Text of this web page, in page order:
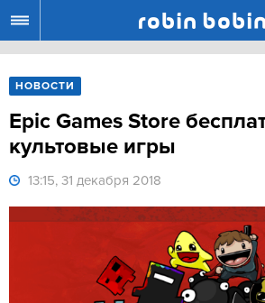
НОВОСТИ
Epic Games Store
культовые игры
13:15, 31 декабря 2018